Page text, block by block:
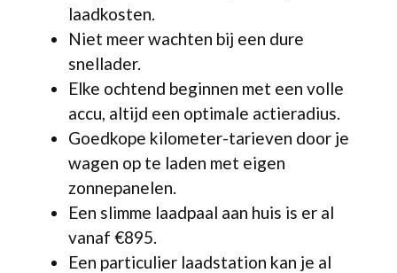
laadkosten.
Niet meer wachten bij een dure
snellader.
Elke ochtend beginnen met een volle
accu, altijd een optimale actieradius.
Goedkope kilometer-tarieven door je
wagen op te laden met eigen
zonnepanelen.
Een slimme laadpaal aan huis is er al
vanaf €895.
Een particulier laadstation kan je al